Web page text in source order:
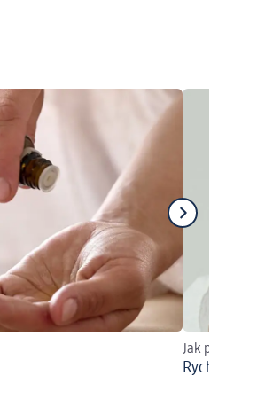
Jak pečovat o
Rychlá